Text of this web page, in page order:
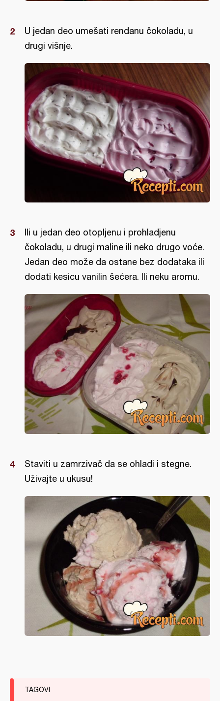
U jedan deo umešati rendanu čokoladu, u
drugi višnje.
Ili u jedan deo otopljenu i prohladjenu
čokoladu, u drugi maline ili neko drugo voće.
Jedan deo može da ostane bez dodataka ili
dodati kesicu vanilin šećera. Ili neku aromu.
Staviti u zamrzivač da se ohladi i stegne.
Uživajte u ukusu!
TAGOVI